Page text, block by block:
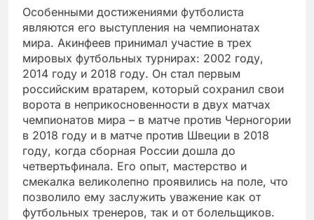
Особенными достижениями футболиста
являются его выступления на чемпионатах
мира. Акинфеев принимал участие в трех
мировых футбольных турнирах: 2002 году,
2014 году и 2018 году. Он стал первым
российским вратарем, который сохранил свои
ворота в неприкосновенности в двух матчах
чемпионатов мира – в матче против Черногории
в 2018 году и в матче против Швеции в 2018
году, когда сборная России дошла до
четвертьфинала. Его опыт, мастерство и
смекалка великолепно проявились на поле, что
позволило ему заслужить уважение как от
футбольных тренеров, так и от болельщиков.